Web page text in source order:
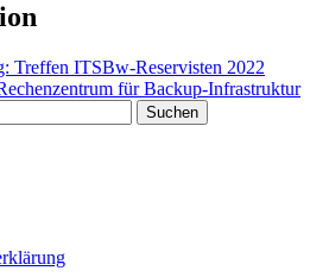
Treffen ITSBw-Reservisten 2022
für Backup-Infrastruktur
Suchen